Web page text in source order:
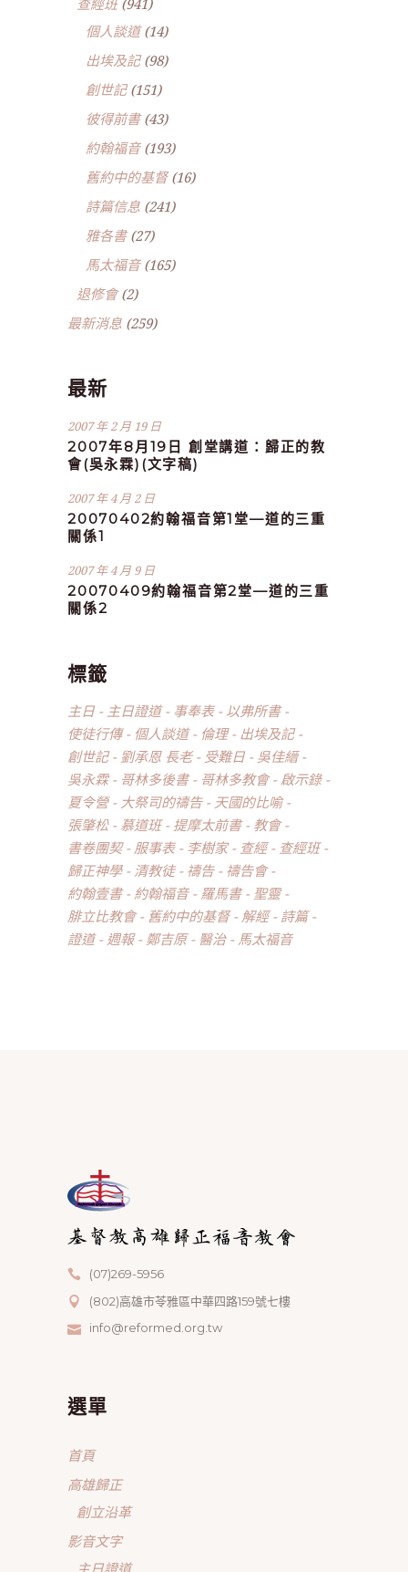
查經班 (941)
個人談道(14)
出埃及記(98)
創世記(151)
彼得前書(43)
約翰福音(193)
舊約中的基督(16)
詩篇信息 (241)
雅各書(27)
馬太福音(165)
退修會(2)
最新消息 (259)
最新
2007 年 2 月 19 日
2007年8月19日 創堂講道：歸正的教
會(吳永霖)(文字稿)
2007 年 4 月 2 日
20070402約翰福音第1堂—道的三重
關係1
2007 年 4 月 9 日
20070409約翰福音第2堂—道的三重
關係2
標籤
主日 主日證道 事奉表
以弗所書
使徒行傳
個人談道 倫理
出埃及記
創世記
劉承恩 長老 受難日
吳佳縉
吳永霖
哥林多後書 哥林多教會
啟示錄
夏令營
大祭司的禱告
天國的比喻
張肇松
慕道班 提摩太前書
教會
書卷團契
服事表 李樹家 查經
查經班
歸正神學
清教徒 禱告
禱告會
約翰壹書
約翰福音 羅馬書
聖靈
腓立比教會
舊約中的基督 解經
詩篇
證道
週報 鄭吉原 醫治 馬太福音
(07)269-5956
(802)高雄市苓雅區中華四路159號七樓
info@reformed.org.tw
選單
首頁
高雄歸正
創立沿革
影音文字